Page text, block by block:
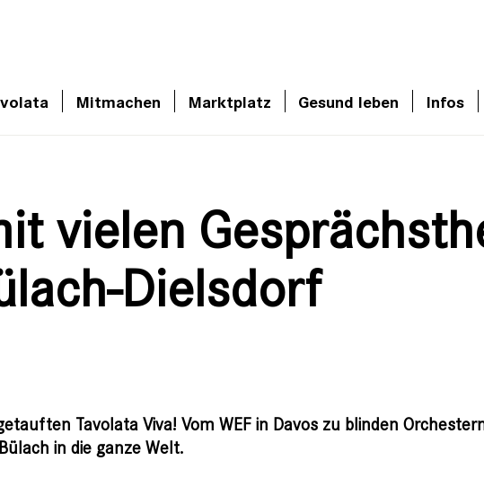
Mitmachen Marktplatz Gesund leben Infos
vielen
Dielsdorf
Tavolata Viva! Vom WEF in Davos zu blinden
in die ganze Welt.